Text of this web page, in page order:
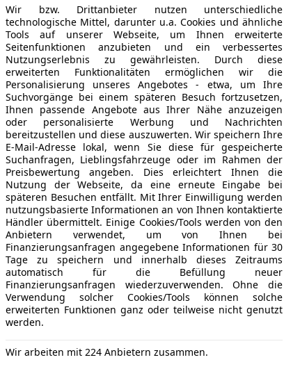
Tempomat
Unterhaltung/Media
Android
Apple
Bluetooth
DAB-Radio
MP3
Radio
USB
W-Lan /
Sicherheit
ABS
Alarmanlage
Bi-Xenon
Ford SYNC Move mit beweglichem
Farbdisplay in Mittelkonsole (14,6 Zoll,
(Cloud-Navigationssystem)
Fahrer-Assistenz-Paket:Head-up-Display,
Pilot, Kofferraumdeckel / Heckklappe elektr.
sensorgesteuert), Fahrassistenz-System: aktiver
Auspark-Funktion und teilautomatisierter
Scheinwerfer LED:Fahrassistenz-System:
Abblendautomatik)
Fahrassistenz-System: Pre-Collision-System
(Kamera- und Radar-basiert):Fahrassistenz-
Fahrassistenz-System: Auffahrwarnsystem
Sonderausstattungen
Anhängerkupplung elektr. anklappbar
Serienausstattungen
Airbag Beifahrerseite abschaltbar
Airbag Fahrer-/Beifahrerseite
Außenspiegel elektr. anklappbar
Außenspiegel elektr. verstell- und heizbar
Außenspiegel schwarz lackiert
Bodenleuchte im Außenspiegel
Anbieter
Deine Nachricht
Wir bzw. Drittanbieter nutzen unterschiedliche
technologische Mittel, darunter u.a. Cookies und ähnliche
Tools auf unserer Webseite, um Ihnen erweiterte
Seitenfunktionen anzubieten und ein verbessertes
Nutzungserlebnis zu gewährleisten. Durch diese
erweiterten Funktionalitäten ermöglichen wir die
Personalisierung unseres Angebotes - etwa, um Ihre
Suchvorgänge bei einem späteren Besuch fortzusetzen,
Ihnen passende Angebote aus Ihrer Nähe anzuzeigen
oder personalisierte Werbung und Nachrichten
bereitzustellen und diese auszuwerten. Wir speichern Ihre
E-Mail-Adresse lokal, wenn Sie diese für gespeicherte
Suchanfragen, Lieblingsfahrzeuge oder im Rahmen der
Preisbewertung angeben. Dies erleichtert Ihnen die
Nutzung der Webseite, da eine erneute Eingabe bei
späteren Besuchen entfällt. Mit Ihrer Einwilligung werden
nutzungsbasierte Informationen an von Ihnen kontaktierte
Händler übermittelt. Einige Cookies/Tools werden von den
Anbietern verwendet, um von Ihnen bei
Finanzierungsanfragen angegebene Informationen für 30
Tage zu speichern und innerhalb dieses Zeitraums
automatisch für die Befüllung neuer
Finanzierungsanfragen wiederzuverwenden. Ohne die
Verwendung solcher Cookies/Tools können solche
erweiterten Funktionen ganz oder teilweise nicht genutzt
werden.
Wir arbeiten mit 224 Anbietern zusammen.